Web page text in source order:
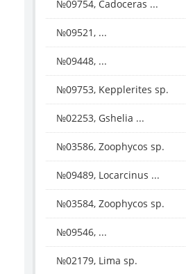
№09754, Cadoceras ...
№09521, ...
№09448, ...
№09753, Kepplerites sp.
№02253, Gshelia ...
№03586, Zoophycos sp.
№09489, Locarcinus ...
№03584, Zoophycos sp.
№09546, ...
№02179, Lima sp.